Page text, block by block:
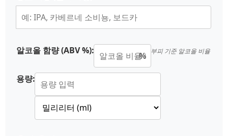
알코올 함량 (ABV %): % 부피 기준 알코올 비율
용량: